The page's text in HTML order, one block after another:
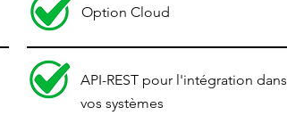
Option Cloud
API-REST pour l'intégration dans
vos systèmes